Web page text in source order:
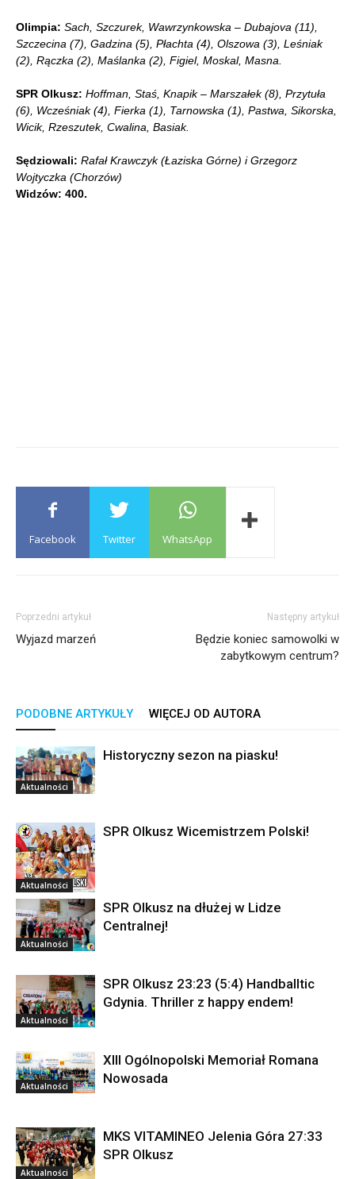
Olimpia: Sach, Szczurek, Wawrzynkowska – Dubajova (11),
Szczecina (7), Gadzina (5), Płachta (4), Olszowa (3), Leśniak
(2), Rączka (2), Maślanka (2), Figiel, Moskal, Masna.
SPR Olkusz: Hoffman, Staś, Knapik – Marszałek (8), Przytuła
(6), Wcześniak (4), Fierka (1), Tarnowska (1), Pastwa, Sikorska,
Wicik, Rzeszutek, Cwalina, Basiak.
Sędziowali: Rafał Krawczyk (Łaziska Górne) i Grzegorz
Wojtyczka (Chorzów)
Widzów: 400.
Facebook Twitter WhatsApp
Poprzedni artykuł
Wyjazd marzeń
Następny artykuł
Będzie koniec samowolki w
zabytkowym centrum?
PODOBNE ARTYKUŁY WIĘCEJ OD AUTORA
Aktualności
Historyczny sezon na piasku!
Aktualności
SPR Olkusz Wicemistrzem Polski!
Aktualności
SPR Olkusz na dłużej w Lidze
Centralnej!
Aktualności
SPR Olkusz 23:23 (5:4) Handballtic
Gdynia. Thriller z happy endem!
Aktualności
XIII Ogólnopolski Memoriał Romana
Nowosada
Aktualności
MKS VITAMINEO Jelenia Góra 27:33
SPR Olkusz